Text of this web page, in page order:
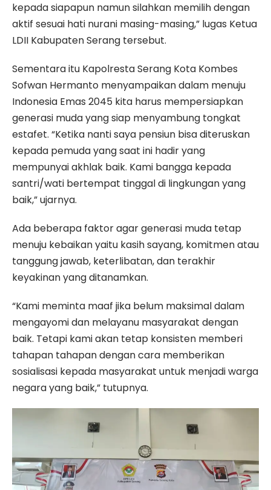
kepada siapapun namun silahkan memilih dengan
aktif sesuai hati nurani masing-masing,” lugas Ketua
LDII Kabupaten Serang tersebut.
Sementara itu Kapolresta Serang Kota Kombes
Sofwan Hermanto menyampaikan dalam menuju
Indonesia Emas 2045 kita harus mempersiapkan
generasi muda yang siap menyambung tongkat
estafet. “Ketika nanti saya pensiun bisa diteruskan
kepada pemuda yang saat ini hadir yang
mempunyai akhlak baik. Kami bangga kepada
santri/wati bertempat tinggal di lingkungan yang
baik,” ujarnya.
Ada beberapa faktor agar generasi muda tetap
menuju kebaikan yaitu kasih sayang, komitmen atau
tanggung jawab, keterlibatan, dan terakhir
keyakinan yang ditanamkan.
“Kami meminta maaf jika belum maksimal dalam
mengayomi dan melayanu masyarakat dengan
baik. Tetapi kami akan tetap konsisten memberi
tahapan tahapan dengan cara memberikan
sosialisasi kepada masyarakat untuk menjadi warga
negara yang baik,” tutupnya.